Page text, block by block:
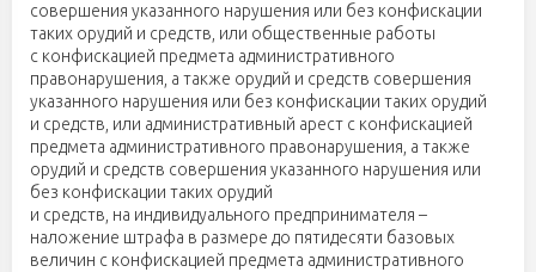
совершения указанного нарушения или без конфискации
таких орудий и средств, или общественные работы
с конфискацией предмета административного
правонарушения, а также орудий и средств совершения
указанного нарушения или без конфискации таких орудий
и средств, или административный арест с конфискацией
предмета административного правонарушения, а также
орудий и средств совершения указанного нарушения или
без конфискации таких орудий
и средств, на индивидуального предпринимателя –
наложение штрафа в размере до пятидесяти базовых
величин с конфискацией предмета административного